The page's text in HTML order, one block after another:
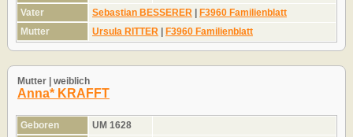
Vater
Sebastian BESSERER | F3960 Familienblatt
Mutter
Ursula RITTER | F3960 Familienblatt
Mutter | weiblich
Anna* KRAFFT
Geboren
UM 1628